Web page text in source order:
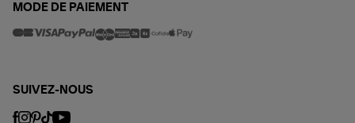
MODE DE PAIEMENT
SUIVEZ-NOUS